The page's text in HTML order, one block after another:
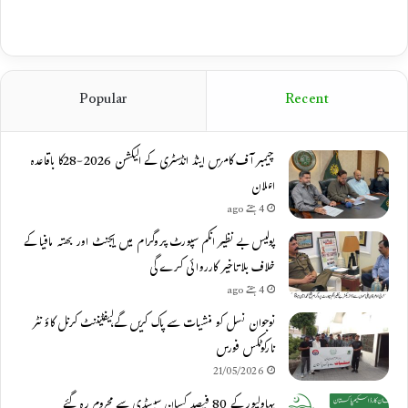
Recent
Popular
چیمبر آف کامرس اینڈ انڈسٹری کے الیکشن 2026-28کا باقاعدہ
اعلان
4 ہفتے ago
پولیس بے نظیر انکم سپورٹ پروگرام میں ایجنٹ اور بھتہ مافیا کے
خلاف بلاتاخیر کارروائی کرے گی
4 ہفتے ago
نوجوان نسل کو منشیات سے پاک کریں گے،لیفٹیننٹ کرنل کاؤنٹر
نارکوٹکس فورس
21/05/2026